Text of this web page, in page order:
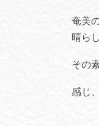
奄美
晴ら
その
感じ